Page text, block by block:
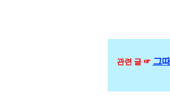
관련 글 ☞ 그